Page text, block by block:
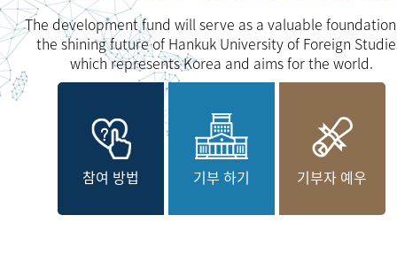
The development fund will serve as a valuable
the shining future of Hankuk University of Foreign
which represents Korea and aims for the world.
참여 방법 기부 하기 기부자 예우